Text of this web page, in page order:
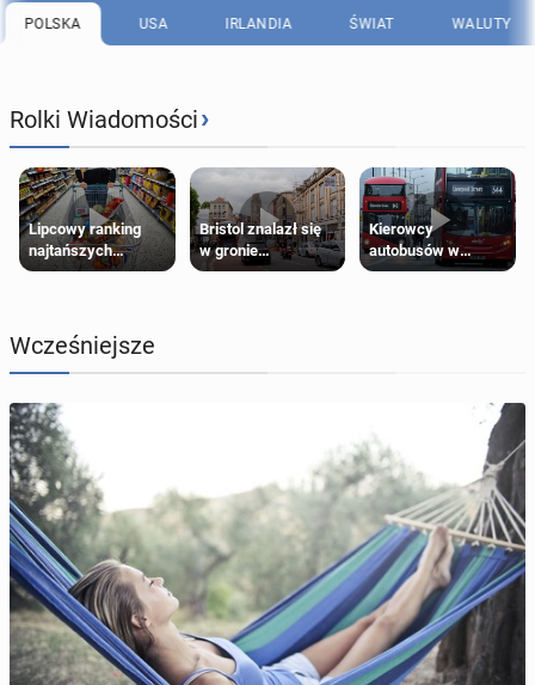
POLSKA USA IRLANDIA ŚWIAT WALUTY
Rolki Wiadomości›
Lipcowy ranking
najtańszych
supermarketów
Bristol znalazł się
w gronie
najlepszych
Kierowcy
autobusów w
Londynie
Wcześniejsze